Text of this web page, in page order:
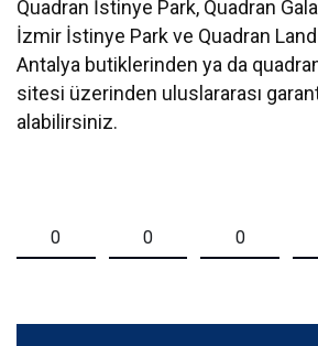
Quadran İstinye Park, Quadran
İzmir İstinye Park ve Quadran
Antalya butiklerinden ya da
sitesi üzerinden uluslararası
alabilirsiniz.
0 0 0